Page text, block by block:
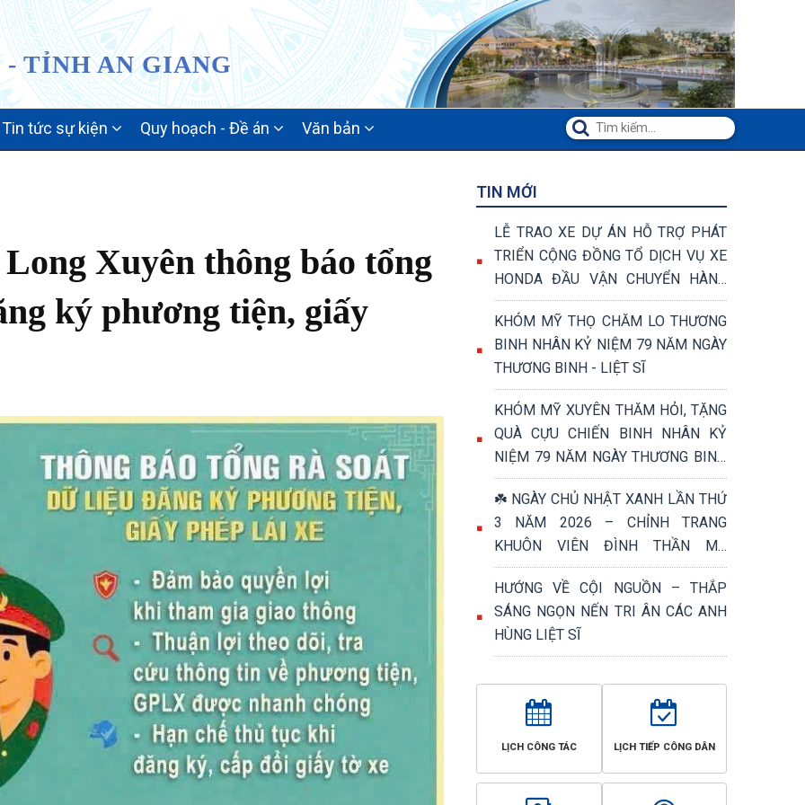
TỈNH AN GIANG
Tin tức sự kiện Quy hoạch - Đề án Văn bản
Xuyên thông báo tổng
ký phương tiện, giấy
TIN MỚI
LỄ TRAO XE DỰ ÁN HỖ TRỢ PHÁT
TRIỂN CỘNG ĐỒNG TỔ DỊCH VỤ XE
HONDA ĐẦU VẬN CHUYỂN HÀNG
HÓA VÀ VẬN CHUYỂN KHÁCH
KHÓM MỸ THỌ CHĂM LO THƯƠNG
BINH NHÂN KỶ NIỆM 79 NĂM NGÀY
THƯƠNG BINH - LIỆT SĨ
KHÓM MỸ XUYÊN THĂM HỎI, TẶNG
QUÀ CỰU CHIẾN BINH NHÂN KỶ
NIỆM 79 NĂM NGÀY THƯƠNG BINH
- LIỆT SĨ (27/7/1947 – 27/7/2026)
☘️ NGÀY CHỦ NHẬT XANH LẦN THỨ
3 NĂM 2026 – CHỈNH TRANG
KHUÔN VIÊN ĐÌNH THẦN MỸ
PHƯỚC, TRI ÂN NGÀY THƯƠNG
BINH - LIỆT SĨ 27/7 ☘️
HƯỚNG VỀ CỘI NGUỒN – THẮP
SÁNG NGỌN NẾN TRI ÂN CÁC ANH
HÙNG LIỆT SĨ
LỊCH CÔNG TÁC LỊCH TIẾP CÔNG DÂN